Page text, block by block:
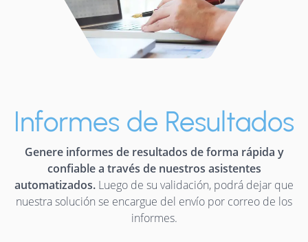
Informes de Resultados
Genere informes de resultados de forma rápida y
confiable a través de nuestros asistentes
automatizados. Luego de su validación, podrá dejar que
nuestra solución se encargue del envío por correo de los
informes.